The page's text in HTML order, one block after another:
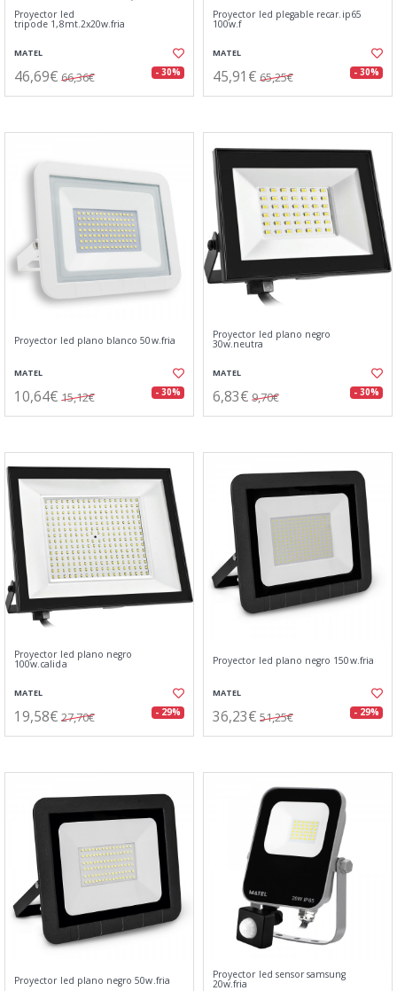
Proyector led
tripode 1,8mt.2x20w.fria
MATEL
46,69€ 66,36€ - 30%
Proyector led plegable recar.ip65
100w.f
MATEL
45,91€ 65,25€ - 30%
Proyector led plano blanco 50w.fria
MATEL
10,64€ 15,12€ - 30%
Proyector led plano negro
30w.neutra
MATEL
6,83€ 9,70€ - 30%
Proyector led plano negro
100w.calida
MATEL
19,58€ 27,70€ - 29%
Proyector led plano negro 150w.fria
MATEL
36,23€ 51,25€ - 29%
Proyector led plano negro 50w.fria Proyector led sensor samsung
20w.fria